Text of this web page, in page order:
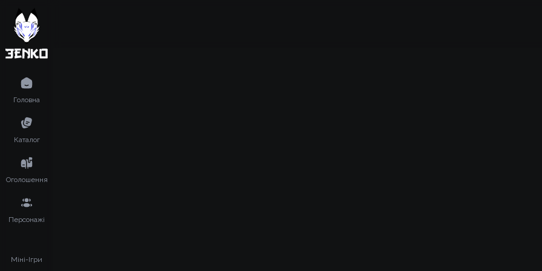
Головна
Каталог
Оголошення
Персонажі
Міні-Ігри